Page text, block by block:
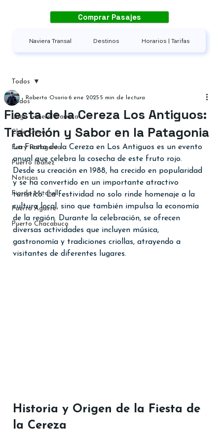
Naviera Transal Destinos Horarios | Tarifas
Comprar Pasajes
Todos
Lago General Carrera
Chile Chico
Ferry Patagonia
Puerto Ibáñez
Noticias
Fiordo Mitchell
Puerto Aguirre
Puerto Chacabuco
Todos
Fiesta de la Cereza Los Antiguos:
Tradición y Sabor en la Patagonia
Roberto Osorio 6 ene 20255 min de lectura
La Fiesta de la Cereza en Los Antiguos es un evento
anual que celebra la cosecha de este fruto rojo.
Desde su creación en 1988, ha crecido en popularidad
y se ha convertido en un importante atractivo
turístico. La festividad no solo rinde homenaje a la
cultura local, sino que también impulsa la economía
de la región. Durante la celebración, se ofrecen
diversas actividades que incluyen música,
gastronomía y tradiciones criollas, atrayendo a
visitantes de diferentes lugares.
Historia y Origen de la Fiesta de
la Cereza